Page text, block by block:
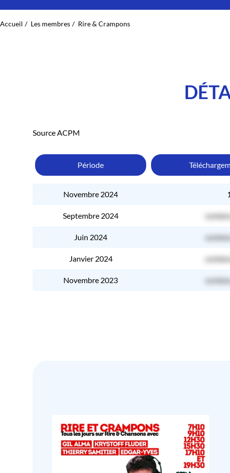
Accueil Les membres Rire & Crampons
Source ACPM
Période
Novembre 2024 1
Septembre 2024
Juin 2024
Janvier 2024
Novembre 2023